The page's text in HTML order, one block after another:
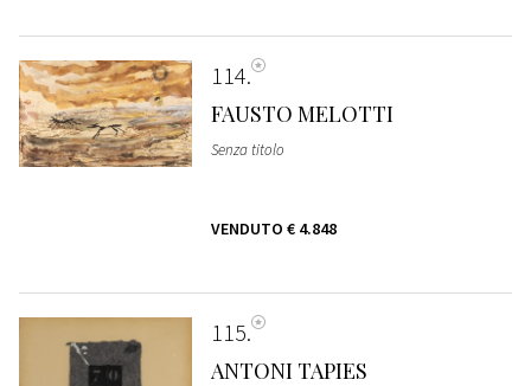
114
FAUSTO MELOTTI
Senza titolo
VENDUTO € 4.848
115
ANTONI TAPIES